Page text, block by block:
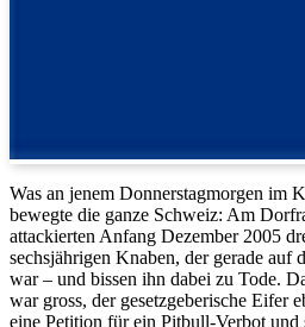
Was an jenem Donnerstagmorgen im
bewegte die ganze Schweiz: Am
attackierten Anfang Dezember 2005
sechsjährigen Knaben, der gerade auf
war – und bissen ihn dabei zu Tode.
war gross, der gesetzgeberische Eifer
eine Petition für ein Pitbull-Verbot und